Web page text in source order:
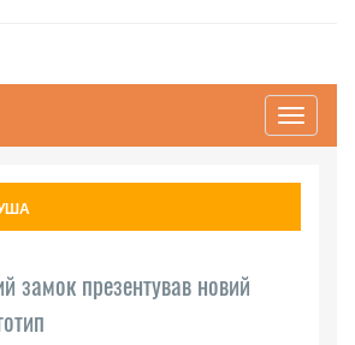
Toggle
замок презентував новий